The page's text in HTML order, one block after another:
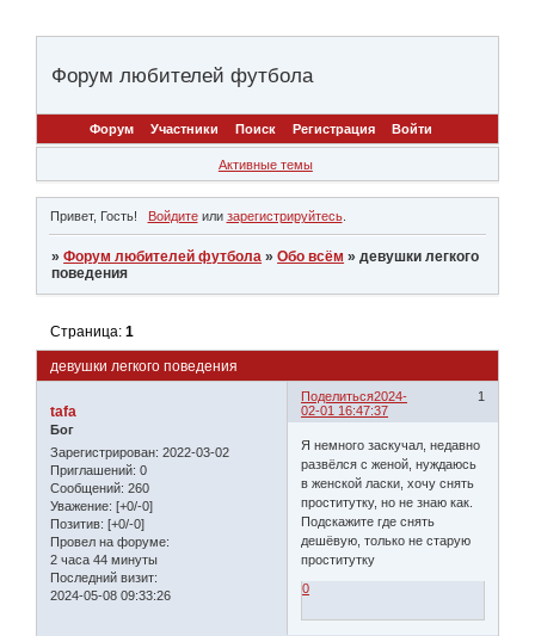
Форум любителей футбола
Форум Участники Поиск Регистрация Войти
Активные темы
Привет, Гость! Войдитеили зарегистрируйтесь.
»Форум любителей футбола »Обо всём »девушки легкого
поведения
девушки легкого поведения
Страница:1
Поделиться 1
2024-
02-01 16:47:37
tafa
Бог
Зарегистрирован: 2022-03-02
Приглашений: 0
Сообщений: 260
Уважение: [+0/-0]
Позитив: [+0/-0]
Провел на форуме:
2 часа 44 минуты
Последний визит:
2024-05-08 09:33:26
Я немного заскучал, недавно
развёлся с женой, нуждаюсь
в женской ласки, хочу снять
проститутку, но не знаю как.
Подскажите где снять
дешёвую, только не старую
проститутку
0